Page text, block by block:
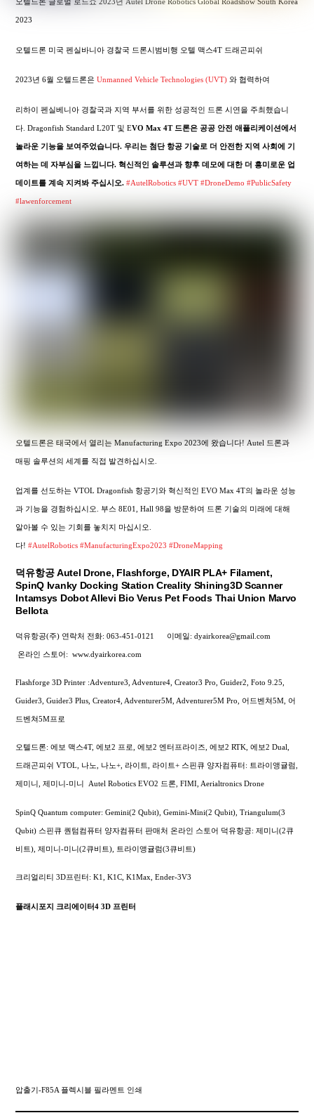
2023
오텔드론 미국 펜실바니아 경찰국 드론시범비행 오텔 맥스4T 드래곤피쉬
2023년 6월 오텔드론은Unmanned Vehicle Technologies (UVT) 와 협력하여
리하이 펜실베니아 경찰국과 지역 부서를 위한 성공적인 드론 시연을 주최했습니
다. Dragonfish Standard L20T 및 EVO Max 4T 드론은 공공 안전 애플리케이션에서
놀라운 기능을 보여주었습니다. 우리는 첨단 항공 기술로 더 안전한 지역 사회에 기
여하는 데 자부심을 느낍니다. 혁신적인 솔루션과 향후 데모에 대한 더 흥미로운 업
데이트를 계속 지켜봐 주십시오.#AutelRobotics #UVT #DroneDemo #PublicSafety
#lawenforcement
오텔드론은 태국에서 열리는 Manufacturing Expo 2023에 왔습니다! Autel 드론과
매핑 솔루션의 세계를 직접 발견하십시오.
업계를 선도하는 VTOL Dragonfish 항공기와 혁신적인 EVO Max 4T의 놀라운 성능
과 기능을 경험하십시오. 부스 8E01, Hall 98을 방문하여 드론 기술의 미래에 대해
알아볼 수 있는 기회를 놓치지 마십시오.
다!#AutelRobotics #ManufacturingExpo2023 #DroneMapping
덕유항공 Autel Drone, Flashforge, DYAIR PLA+ Filament,
SpinQ Ivanky Docking Station Creality Shining3D Scanner
Intamsys Dobot Allevi Bio Verus Pet Foods Thai Union Marvo
Bellota
덕유항공(주) 연락처 전화: 063-451-0121 이메일: dyairkorea@gmail.com
온라인 스토어: www.dyairkorea.com
Flashforge 3D Printer :Adventure3, Adventure4, Creator3 Pro, Guider2, Foto 9.25,
Guider3, Guider3 Plus, Creator4, Adventurer5M, Adventurer5M Pro, 어드벤쳐5M, 어
드벤쳐5M프로
오텔드론: 에보 맥스4T, 에보2 프로, 에보2 엔터프라이즈, 에보2 RTK, 에보2 Dual,
드래곤피쉬 VTOL, 나노, 나노+, 라이트, 라이트+ 스핀큐 양자컴퓨터: 트라이앵귤럼,
제미니, 제미니-미니 Autel Robotics EVO2 드론, FIMI, Aerialtronics Drone
SpinQ Quantum computer: Gemini(2 Qubit), Gemini-Mini(2 Qubit), Triangulum(3
Qubit) 스핀큐 퀀텀컴퓨터 양자컴퓨터 판매처 온라인 스토어 덕유항공: 제미니(2큐
비트), 제미니-미니(2큐비트), 트라이앵귤럼(3큐비트)
크리얼리티 3D프린터: K1, K1C, K1Max, Ender-3V3
플래시포지 크리에이터4 3D 프린터
압출기-F85A 플렉시블 필라멘트 인쇄